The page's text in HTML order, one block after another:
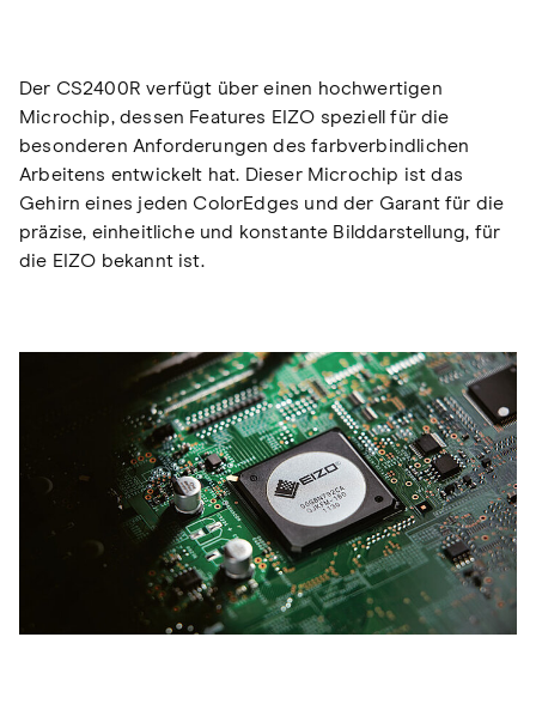
Der CS2400R verfügt über einen hochwertigen
Microchip, dessen Features EIZO speziell für die
besonderen Anforderungen des farbverbindlichen
Arbeitens entwickelt hat. Dieser Microchip ist das
Gehirn eines jeden ColorEdges und der Garant für die
präzise, einheitliche und konstante Bilddarstellung, für
die EIZO bekannt ist.